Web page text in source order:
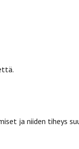
ja niiden tiheys